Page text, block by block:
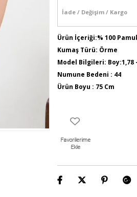
İade / Değişim / Kargo
Ürün İçeriği:% 100
Kumaş Türü: Örme
Model Bilgileri: Boy:1,78
Numune Bedeni : 44
Ürün Boyu : 75 Cm